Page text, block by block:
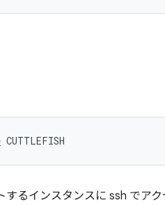
CUTTLEFISH
るインスタンスに ssh でア